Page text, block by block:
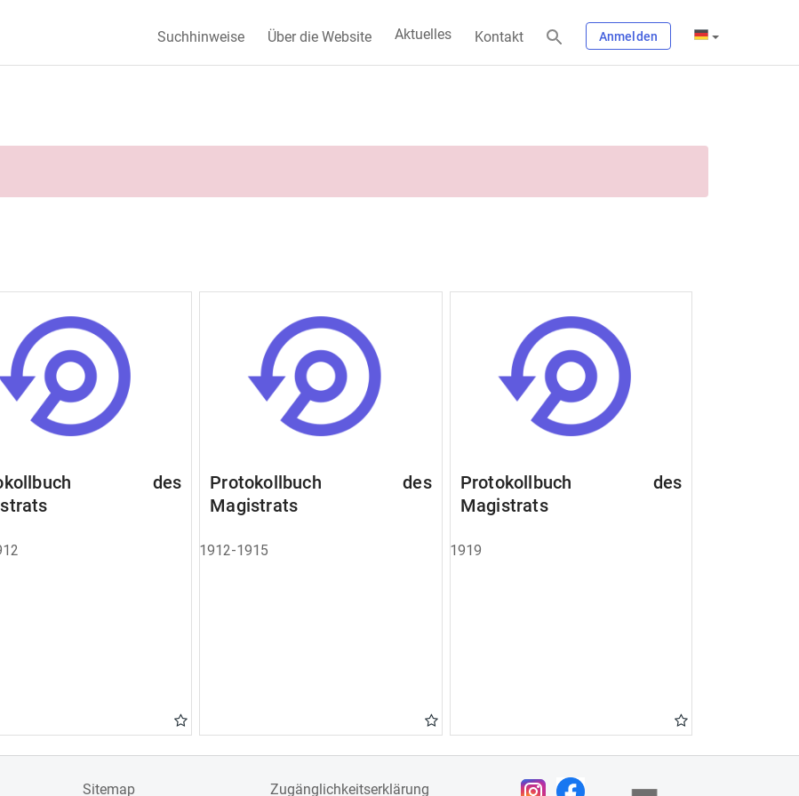
Suchhinweise Über die Website Aktuelles Kontakt Anmelden
des
Protokollbuch des
Magistrats
1912-1915
Protokollbuch des
Magistrats
1919
Sitemap Zugänglichkeitserklärung